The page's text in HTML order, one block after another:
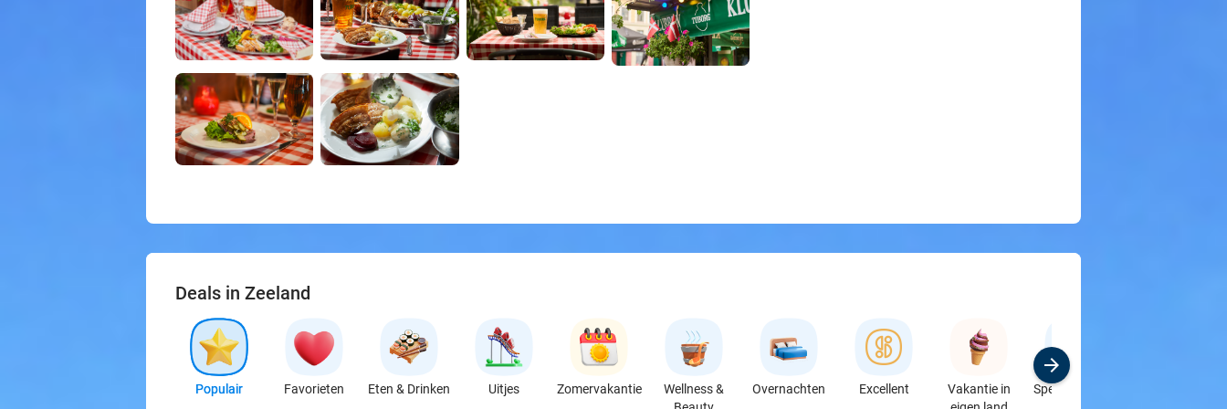
Deals in Zeeland
Populair Favorieten Eten & Drinken Uitjes Zomervakantie
Wellness &
Overnachten Excellent
Vakantie in
Speciaalzaken